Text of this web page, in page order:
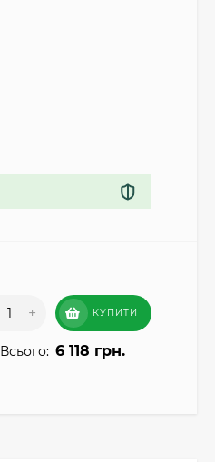
+ КУПИТИ
Всього: 6 118 грн.